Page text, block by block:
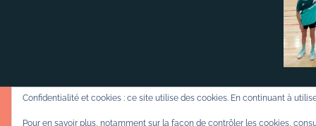
Confidentialité et cookies : ce site utilise des cookies. En continuant à
Pour en savoir plus, notamment sur la façon de contrôler les cookies,